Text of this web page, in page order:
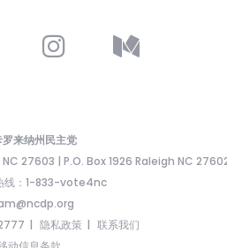
罗来纳州民主党
27603 | P.O. Box 1926 Raleigh NC
线：1-833-vote4nc
隐私政策
联系我们